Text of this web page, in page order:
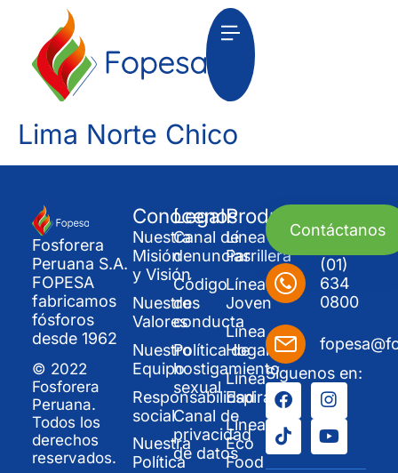
Lima Norte Chico
Fosforera
Peruana S.A.
FOPESA
fabricamos
fósforos
desde 1962
© 2022
Fosforera
Peruana.
Todos los
derechos
reservados.
Conócenos
Nuestra
Misión
y Visión
Nuestros
Valores
Nuestro
Equipo
Responsabilidad
social
Nuestra
Política
Legal
Canal de
denuncias
Código
de
conducta
Política de
hostigamiento
sexual
Canal de
privacidad
de datos
Productos
Línea
Parrillera
Línea
Joven
Línea
Hogar
Línea
Espirales
Línea
Eco
Food
Contáctanos
(01)
634
0800
Síguenos en: